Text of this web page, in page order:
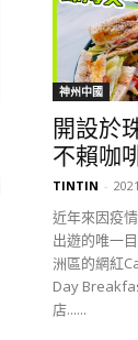
神州中國
開設於
不賴咖
TINTIN -
近年來因疫
出遊的唯一
洲區的網紅
Day
店......